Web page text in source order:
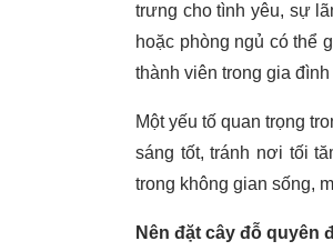
trưng cho tình yêu, sự
hoặc phòng ngủ có thể
thành viên trong gia
Một yếu tố quan trọng
sáng tốt, tránh nơi tối
trong không gian sống,
Nên đặt cây đỗ quyên